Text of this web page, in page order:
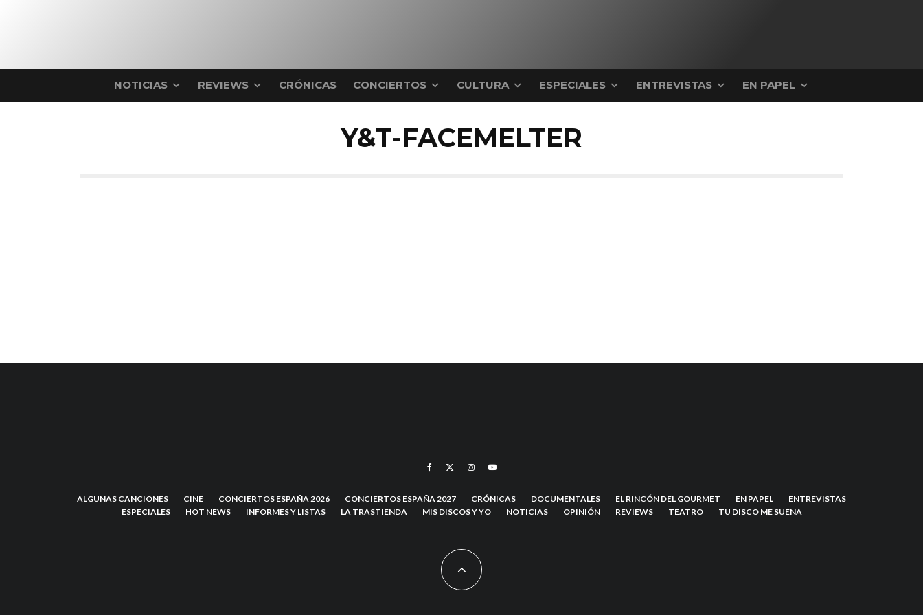
NOTICIAS REVIEWS CRÓNICAS CONCIERTOS CULTURA ESPECIALES ENTREVISTAS EN PAPEL
Y&T-FACEMELTER
ALGUNAS CANCIONES CINE CONCIERTOS ESPAÑA 2026 CONCIERTOS ESPAÑA 2027 CRÓNICAS DOCUMENTALES EL RINCÓN DEL GOURMET EN PAPEL
ENTREVISTAS
ESPECIALES
HOT NEWS INFORMES Y LISTAS LA TRASTIENDA MIS DISCOS Y YO NOTICIAS OPINIÓN REVIEWS TEATRO TU DISCO ME SUENA